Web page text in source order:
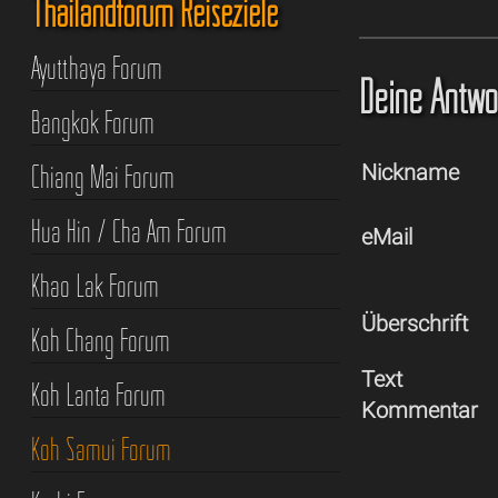
Deine
Nickname
eMail
Überschrift
Text
Kommentar
Thailandforum Reiseziele
Ayutthaya Forum
Bangkok Forum
Chiang Mai Forum
Hua Hin / Cha Am Forum
Khao Lak Forum
Koh Chang Forum
Koh Lanta Forum
Koh Samui Forum